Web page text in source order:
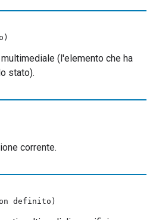
(l'elemento che ha
stato).
corrente.
definito)